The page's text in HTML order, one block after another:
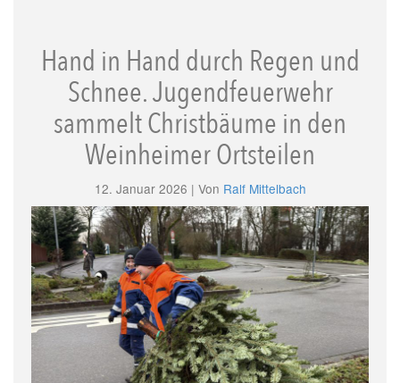
Hand in Hand durch Regen und
Schnee. Jugendfeuerwehr
sammelt Christbäume in den
Weinheimer Ortsteilen
12. Januar 2026 | Von Ralf Mittelbach